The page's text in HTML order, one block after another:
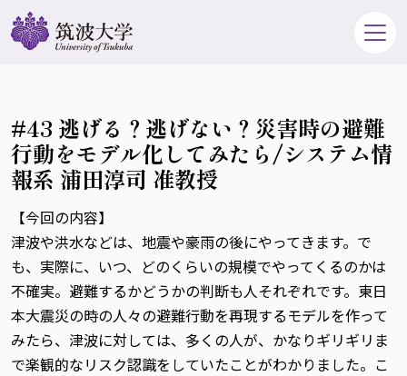
#43 逃げる？逃げない？災害時の避難
行動をモデル化してみたら/システム情
報系 浦田淳司 准教授
【今回の内容】
津波や洪水などは、地震や豪雨の後にやってきます。で
も、実際に、いつ、どのくらいの規模でやってくるのかは
不確実。避難するかどうかの判断も人それぞれです。東日
本大震災の時の人々の避難行動を再現するモデルを作って
みたら、津波に対しては、多くの人が、かなりギリギリま
で楽観的なリスク認識をしていたことがわかりました。こ